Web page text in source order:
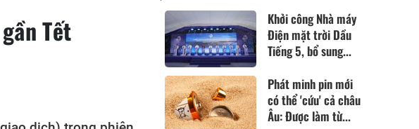
Tết
Khởi công Nhà máy
Điện mặt trời Dầu
Tiếng 5, bổ sung...
Phát minh pin mới
có thể 'cứu' cả châu
Âu: Được làm từ...